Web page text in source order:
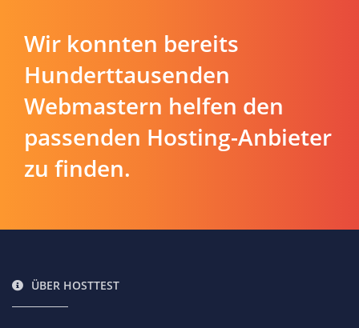
Wir konnten bereits
Hunderttausenden
Webmastern helfen den
passenden Hosting-Anbieter
zu finden.
ÜBER HOSTTEST